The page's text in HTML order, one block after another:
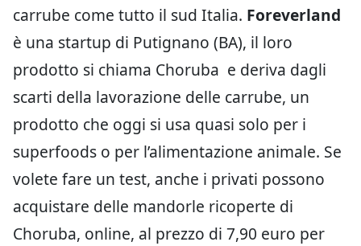
carrube come tutto il sud Italia. Foreverland
è una startup di Putignano (BA), il loro
prodotto si chiama Choruba e deriva dagli
scarti della lavorazione delle carrube, un
prodotto che oggi si usa quasi solo per i
superfoods o per l’alimentazione animale. Se
volete fare un test, anche i privati possono
acquistare delle mandorle ricoperte di
Choruba, online, al prezzo di 7,90 euro per